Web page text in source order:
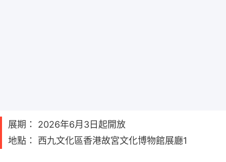
展期： 2026年6月3日起開放
地點： 西九文化區香港故宮文化博物館展廳1